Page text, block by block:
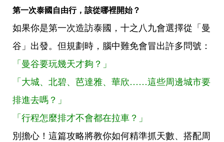
第一次泰國自由行，該從哪裡開始？
如果你是第一次造訪泰國，十之八九會選擇從「曼
谷」出發。但規劃時，腦中難免會冒出許多問號：
「曼谷要玩幾天才夠？」
「大城、北碧、芭達雅、華欣……這些周邊城市要
排進去嗎？」
「行程怎麼排才不會都在拉車？」
別擔心！這篇攻略將教你如何精準抓天數、搭配周